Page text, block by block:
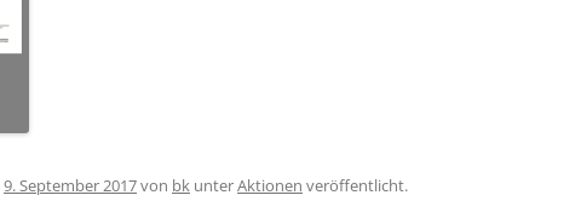
9. September 2017von bk unterAktionen veröffentlicht.